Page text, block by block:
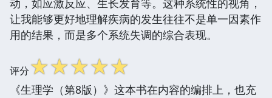
动，如应激反应、生长发育等。这种系统性的视角，
让我能够更好地理解疾病的发生往往不是单一因素作
用的结果，而是多个系统失调的综合表现。
评分☆☆☆☆☆
《生理学（第8版）》这本书在内容的编排上，也充